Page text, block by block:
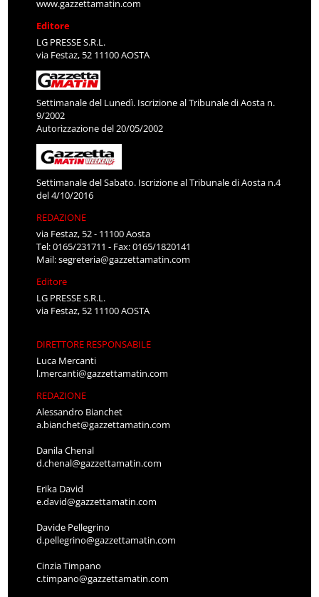
www.gazzettamatin.com
Editore
LG PRESSE S.R.L.
via Festaz, 52 11100 AOSTA
Settimanale del Lunedì. Iscrizione al Tribunale di Aosta n.
9/2002
Autorizzazione del 20/05/2002
Settimanale del Sabato. Iscrizione al Tribunale di Aosta n.4
del 4/10/2016
REDAZIONE
via Festaz, 52 - 11100 Aosta
Tel: 0165/231711 - Fax: 0165/1820141
Mail:segreteria@gazzettamatin.com
Editore
LG PRESSE S.R.L.
via Festaz, 52 11100 AOSTA
DIRETTORE RESPONSABILE
Luca Mercanti
l.mercanti@gazzettamatin.com
REDAZIONE
Alessandro Bianchet
a.bianchet@gazzettamatin.com
Danila Chenal
d.chenal@gazzettamatin.com
Erika David
e.david@gazzettamatin.com
Davide Pellegrino
d.pellegrino@gazzettamatin.com
Cinzia Timpano
c.timpano@gazzettamatin.com